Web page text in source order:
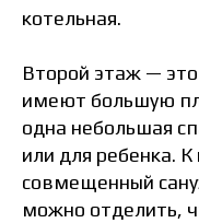
котельная.
Второй этаж —
имеют большую
одна небольшая
или для ребенка.
совмещенный
можно отделить,